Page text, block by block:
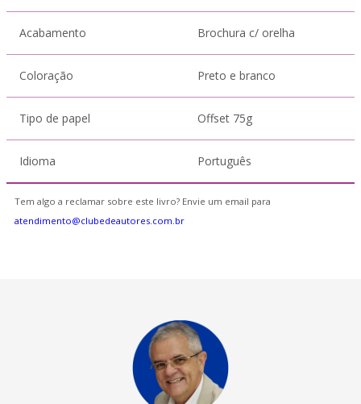
Acabamento Brochura c/ orelha
Coloração Preto e branco
Tipo de papel Offset 75g
Idioma Português
Tem algo a reclamar sobre este livro? Envie um email para
atendimento@clubedeautores.com.br